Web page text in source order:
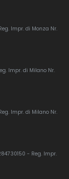
Impr. di Monza Nr.
Impr. di Milano Nr.
Impr. di Milano Nr.
- Reg. Impr.